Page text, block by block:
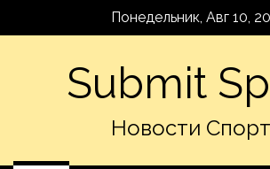
Понедельник, Авг 10,
Submit
Новости